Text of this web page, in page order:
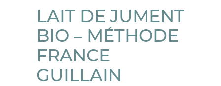
LAIT DE JUMENT
BIO – MÉTHODE
FRANCE
GUILLAIN